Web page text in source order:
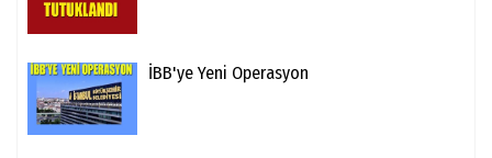
İBB'ye Yeni Operasyon